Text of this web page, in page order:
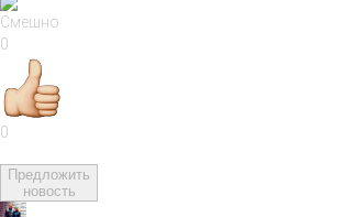
0
0
Предложить
новость